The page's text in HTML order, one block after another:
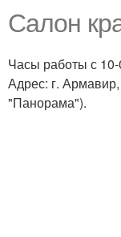
Салон
Часы работы с
Адрес: г.
"Панорама").